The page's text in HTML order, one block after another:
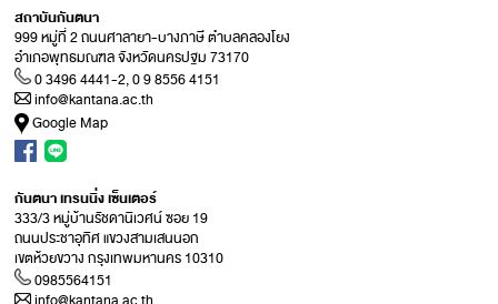
สถาบันกันตนา
999 หมู่ที่ 2 ถนนศาลายา-บางภาษี ตำบลคลองโยง
อำเภอพุทธมณฑล จังหวัดนครปฐม 73170
0 3496 4441-2, 0 9 8556 4151
info@kantana.ac.th
Google Map
กันตนา เทรนนิ่ง เซ็นเตอร์
333/3 หมู่บ้านรัชดานิเวศน์ ซอย 19
ถนนประชาอุทิศ แขวงสามเสนนอก
เขตห้วยขวาง กรุงเทพมหานคร 10310
0985564151
info@kantana.ac.th